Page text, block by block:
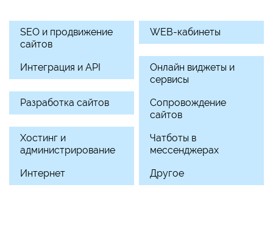
SEO и продвижение
сайтов
WEB-кабинеты
Интеграция и API
Онлайн виджеты и
сервисы
Разработка сайтов
Сопровождение
сайтов
Хостинг и
администрирование
Чатботы в
мессенджерах
Интернет
Другое